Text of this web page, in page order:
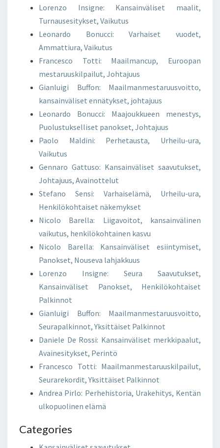
Lorenzo Insigne: Kansainväliset maalit,
Turnausesitykset, Vaikutus
Leonardo Bonucci: Varhaiset vuodet,
Ammattiura, Vaikutus
Francesco Totti: Maailmancup, Euroopan
mestaruuskilpailut, Johtajuus
Gianluigi Buffon: Maailmanmestaruusvoitto,
kansainväliset ennätykset, johtajuus
Leonardo Bonucci: Maajoukkueen menestys,
Puolustukselliset panokset, Johtajuus
Paolo Maldini: Perhetausta, Urheilu-ura,
Vaikutus
Gennaro Gattuso: Kansainväliset saavutukset,
Johtajuus, Avainottelut
Stefano Sensi: Varhaiselämä, Urheilu-ura,
Henkilökohtaiset näkemykset
Nicolo Barella: Liigavoitot, kansainvälinen
vaikutus, henkilökohtainen kasvu
Nicolo Barella: Kansainväliset esiintymiset,
Panokset, Nouseva lahjakkuus
Lorenzo Insigne: Seura Saavutukset,
Kansainväliset Panokset, Henkilökohtaiset
Palkinnot
Gianluigi Buffon: Maailmanmestaruusvoitto,
Seurapalkinnot, Yksittäiset Palkinnot
Daniele De Rossi: Kansainväliset merkkipaalut,
Avainesitykset, Perintö
Francesco Totti: Maailmanmestaruuskilpailut,
Seurarekordit, Yksittäiset Palkinnot
Andrea Pirlo: Perhehistoria, Urakehitys, Kentän
ulkopuolinen elämä
Categories